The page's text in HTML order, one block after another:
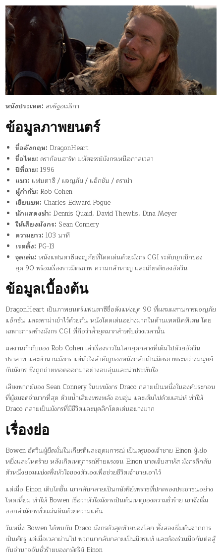
หนังประเทศ: สหรัฐอเมริกา
ข้อมูลภาพยนตร์
ชื่ออังกฤษ: DragonHeart
ชื่อไทย: ดราก้อนฮาร์ท มหัศจรรย์มังกรเหนือกาลเวลา
ปีที่ฉาย: 1996
แนว: แฟนตาซี / ผจญภัย / แอ็กชัน / ดราม่า
ผู้กำกับ: Rob Cohen
เขียนบท: Charles Edward Pogue
นักแสดงนำ: Dennis Quaid, David Thewlis, Dina Meyer
ให้เสียงมังกร: Sean Connery
ความยาว: 103 นาที
เรตติ้ง: PG-13
จุดเด่น: หนังแฟนตาซีผจญภัยที่โดดเด่นด้วยมังกร CGI ระดับบุกเบิกของ
ยุค 90 พร้อมเรื่องราวมิตรภาพ ความกล้าหาญ และเกียรติของอัศวิน
ข้อมูลเบื้องต้น
DragonHeart เป็นภาพยนตร์แฟนตาซีชื่อดังแห่งยุค 90 ที่ผสมผสานการผจญภัย
แอ็กชัน และดราม่าเข้าไว้ด้วยกัน หนังโดดเด่นอย่างมากในด้านเทคนิคพิเศษ โดย
เฉพาะการสร้างมังกร CGI ที่ถือว่าล้ำยุคมากสำหรับช่วงเวลานั้น
ผลงานกำกับของ Rob Cohen เล่าเรื่องราวในโลกยุคกลางที่เต็มไปด้วยอัศวิน
ปราสาท และตำนานมังกร แต่หัวใจสำคัญของหนังกลับเป็นมิตรภาพระหว่างมนุษย์
กับมังกร ซึ่งถูกถ่ายทอดออกมาอย่างอบอุ่นและน่าประทับใจ
เสียงพากย์ของ Sean Connery ในบทมังกร Draco กลายเป็นหนึ่งในองค์ประกอบ
ที่ผู้ชมจดจำมากที่สุด ด้วยน้ำเสียงทรงพลัง อบอุ่น และเต็มไปด้วยเสน่ห์ ทำให้
Draco กลายเป็นมังกรที่มีชีวิตและบุคลิกโดดเด่นอย่างมาก
เรื่องย่อ
Bowen อัศวินผู้ยึดมั่นในเกียรติและอุดมการณ์ เป็นครูของเจ้าชาย Einon ผู้เย่อ
หยิ่งและโหดร้าย หลังเกิดเหตุการณ์ร้ายแรงจน Einon บาดเจ็บสาหัส มังกรลึกลับ
ตัวหนึ่งยอมแบ่งครึ่งหัวใจของตัวเองเพื่อช่วยชีวิตเจ้าชายเอาไว้
แต่เมื่อ Einon เติบโตขึ้น เขากลับกลายเป็นกษัตริย์ทรราชที่ปกครองประชาชนอย่าง
โหดเหี้ยม ทำให้ Bowen เชื่อว่าหัวใจมังกรเป็นต้นเหตุของความชั่วร้าย เขาจึงเริ่ม
ออกล่ามังกรทั่วแผ่นดินด้วยความแค้น
วันหนึ่ง Bowen ได้พบกับ Draco มังกรตัวสุดท้ายของโลก ทั้งสองเริ่มต้นจากการ
เป็นศัตรู แต่เมื่อเวลาผ่านไป พวกเขากลับกลายเป็นมิตรแท้ และต้องร่วมมือกันต่อสู้
กับอำนาจอันชั่วร้ายของกษัตริย์ Einon